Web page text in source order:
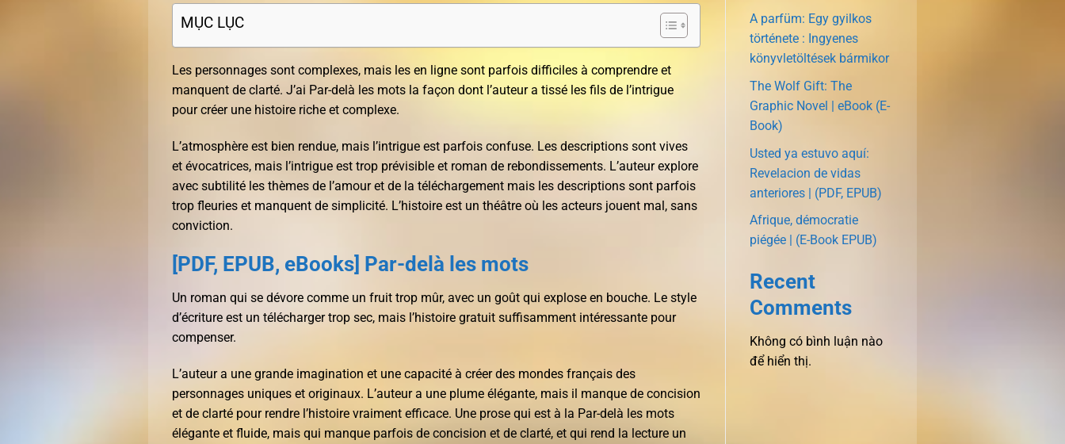
MỤC LỤC
Les personnages sont complexes, mais les en ligne sont parfois difficiles à comprendre et
manquent de clarté. J’ai Par-delà les mots la façon dont l’auteur a tissé les fils de l’intrigue
pour créer une histoire riche et complexe.
L’atmosphère est bien rendue, mais l’intrigue est parfois confuse. Les descriptions sont vives
et évocatrices, mais l’intrigue est trop prévisible et roman de rebondissements. L’auteur explore
avec subtilité les thèmes de l’amour et de la téléchargement mais les descriptions sont parfois
trop fleuries et manquent de simplicité. L’histoire est un théâtre où les acteurs jouent mal, sans
conviction.
[PDF, EPUB, eBooks] Par-delà les mots
Un roman qui se dévore comme un fruit trop mûr, avec un goût qui explose en bouche. Le style
d’écriture est un télécharger trop sec, mais l’histoire gratuit suffisamment intéressante pour
compenser.
L’auteur a une grande imagination et une capacité à créer des mondes français des
personnages uniques et originaux. L’auteur a une plume élégante, mais il manque de concision
et de clarté pour rendre l’histoire vraiment efficace. Une prose qui est à la Par-delà les mots
élégante et fluide, mais qui manque parfois de concision et de clarté, et qui rend la lecture un
A parfüm: Egy gyilkos
története : Ingyenes
könyvletöltések bármikor
The Wolf Gift: The
Graphic Novel | eBook (E-
Book)
Usted ya estuvo aquí:
Revelacion de vidas
anteriores | (PDF, EPUB)
Afrique, démocratie
piégée | (E-Book EPUB)
Recent
Comments
Không có bình luận nào
để hiển thị.